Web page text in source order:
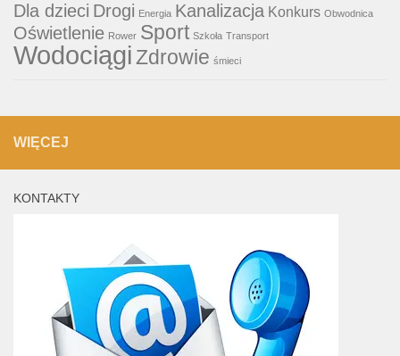
Dla dzieci Drogi Energia Kanalizacja Konkurs Obwodnica
Oświetlenie Rower Sport Szkoła Transport
WodociągiZdrowie śmieci
WIĘCEJ
KONTAKTY